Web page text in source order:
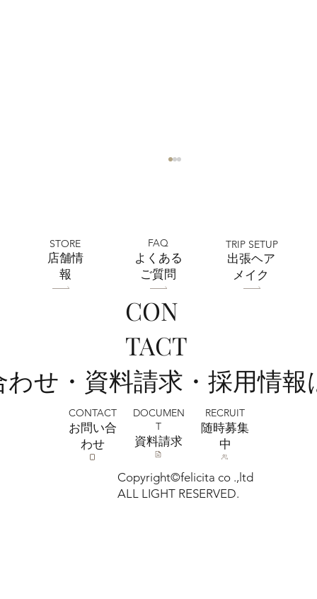
7月おトクなキャンペーン中！フォトスタ
ジオミルフィーユ浦和店
Copyright©felicita co .,ltd
ALL LIGHT RESERVED.
CON
TACT
せ・資料請求・採用情
CONTACT
お問い合
わせ
DOCUMEN
T
​資料請求
RECRUIT
​随時募集
中
STORE
​店舗情
報
FAQ
よくある
ご質問
TRIP SETUP
出張ヘア
メイク